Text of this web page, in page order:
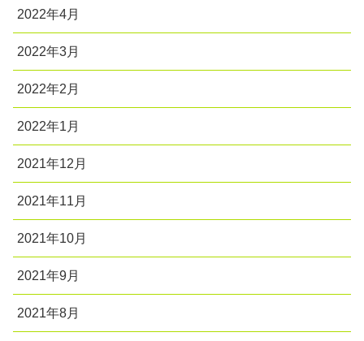
2022年4月
2022年3月
2022年2月
2022年1月
2021年12月
2021年11月
2021年10月
2021年9月
2021年8月